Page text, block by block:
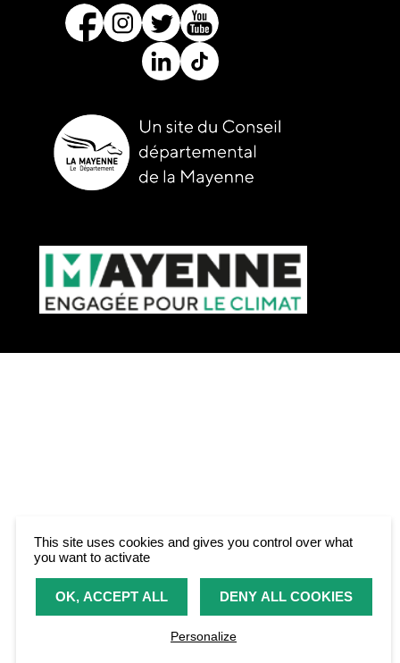
sociaux
:
picto-
facebook
picto-
instagram
picto-
twitteryoutube
picto-
linkedintiktok
internet
Site
internet
This site uses cookies and gives you control over what
you want to activate
OK, ACCEPT ALL DENY ALL COOKIES
Personalize